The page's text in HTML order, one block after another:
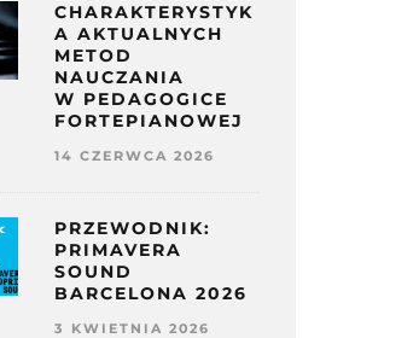
CHARAKTERYSTYK
A AKTUALNYCH
METOD
NAUCZANIA
W PEDAGOGICE
FORTEPIANOWEJ
14 CZERWCA 2026
PRZEWODNIK:
PRIMAVERA
SOUND
BARCELONA 2026
3 KWIETNIA 2026